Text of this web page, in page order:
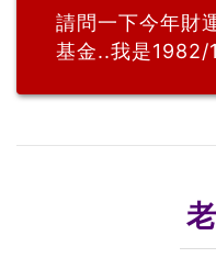
請問一下今年財
基金..我是1982/